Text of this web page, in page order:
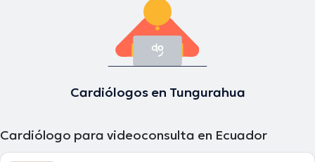
Cardiólogos en Tungurahua
Cardiólogo para videoconsulta en Ecuador